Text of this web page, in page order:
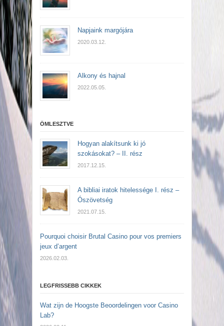
Napjaink margójára
2020.03.12.
Alkony és hajnal
2022.05.05.
ÖMLESZTVE
Hogyan alakítsunk ki jó
szokásokat? – II. rész
2017.12.15.
A bibliai iratok hitelessége I. rész –
Ószövetség
2021.07.15.
Pourquoi choisir Brutal Casino pour vos premiers
jeux d’argent
2026.02.03.
LEGFRISSEBB CIKKEK
Wat zijn de Hoogste Beoordelingen voor Casino
Lab?